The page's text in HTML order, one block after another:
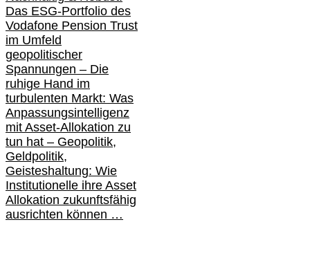
Das ESG-Portfolio des
Vodafone Pension Trust
im Umfeld
geopolitischer
Spannungen – Die
ruhige Hand im
turbulenten Markt: Was
Anpassungsintelligenz
mit Asset-Allokation zu
tun hat – Geopolitik,
Geldpolitik,
Geisteshaltung: Wie
Institutionelle ihre Asset
Allokation zukunftsfähig
ausrichten können …